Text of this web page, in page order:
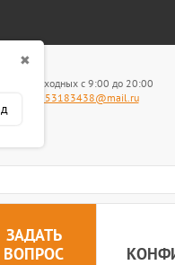
✖
без выходных с 9:00 до 20:00
89653183438@mail.ru
ЗАДАТЬ
ВОПРОС